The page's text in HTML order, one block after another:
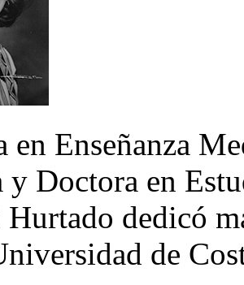
en Enseñanza
y Doctora en
dedicó
de